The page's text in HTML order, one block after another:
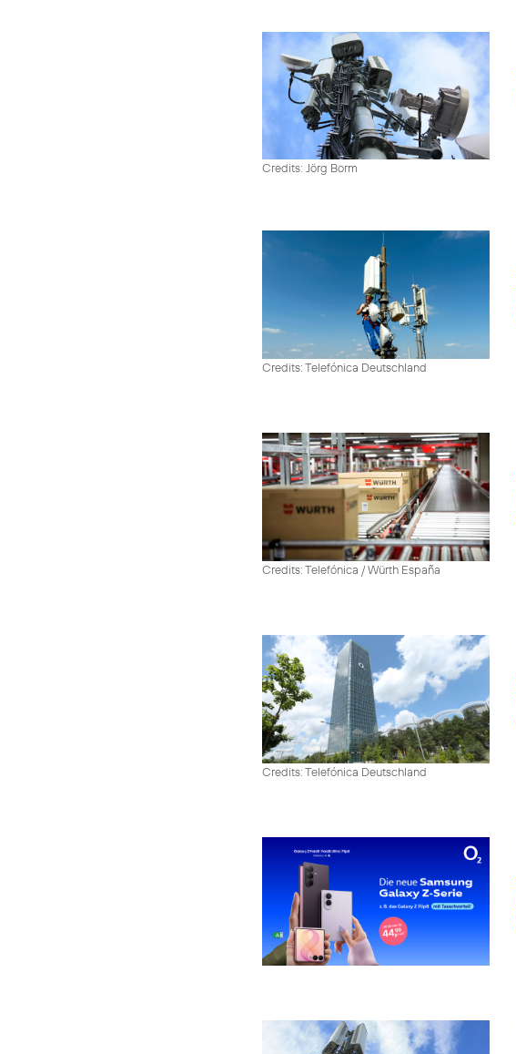
Credits: Jörg Borm
Credits: Telefónica Deutschland
Credits: Telefónica / Würth España
Credits: Telefónica Deutschland